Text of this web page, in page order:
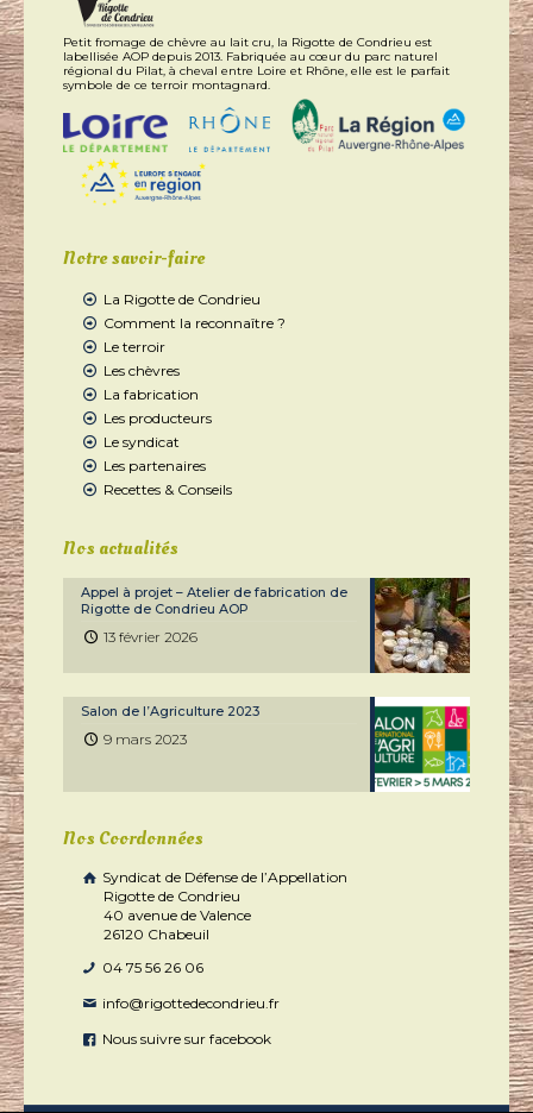
Petit fromage de chèvre au lait cru, la Rigotte de Condrieu est
labellisée AOP depuis 2013. Fabriquée au cœur du parc naturel
régional du Pilat, à cheval entre Loire et Rhône, elle est le parfait
symbole de ce terroir montagnard.
Notre savoir-faire
La Rigotte de Condrieu
Comment la reconnaître ?
Le terroir
Les chèvres
La fabrication
Les producteurs
Le syndicat
Les partenaires
Recettes & Conseils
Nos actualités
Appel à projet – Atelier de fabrication de
Rigotte de Condrieu AOP
13 février 2026
Salon de l’Agriculture 2023
9 mars 2023
Nos Coordonnées
Syndicat de Défense de l’Appellation
Rigotte de Condrieu
40 avenue de Valence
26120 Chabeuil
04 75 56 26 06
info@rigottedecondrieu.fr
Nous suivre sur facebook